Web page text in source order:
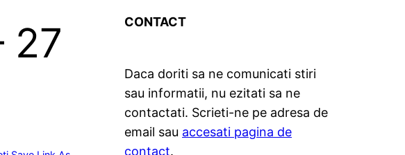
27
CONTACT
Daca doriti sa ne comunicati stiri
sau informatii, nu ezitati sa ne
contactati. Scrieti-ne pe adresa de
email sau accesati pagina de
contact.